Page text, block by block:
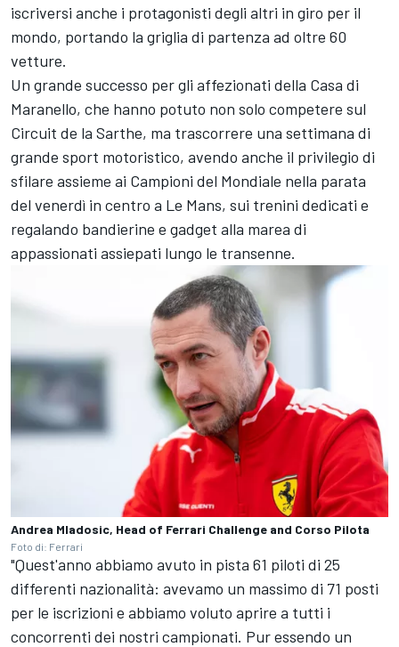
iscriversi anche i protagonisti degli altri in giro per il
mondo, portando la griglia di partenza ad oltre 60
vetture.
Un grande successo per gli affezionati della Casa di
Maranello, che hanno potuto non solo competere sul
Circuit de la Sarthe, ma trascorrere una settimana di
grande sport motoristico, avendo anche il privilegio di
sfilare assieme ai Campioni del Mondiale nella parata
del venerdì in centro a Le Mans, sui trenini dedicati e
regalando bandierine e gadget alla marea di
appassionati assiepati lungo le transenne.
Andrea Mladosic, Head of Ferrari Challenge and Corso Pilota
Foto di: Ferrari
"Quest'anno abbiamo avuto in pista 61 piloti di 25
differenti nazionalità: avevamo un massimo di 71 posti
per le iscrizioni e abbiamo voluto aprire a tutti i
concorrenti dei nostri campionati. Pur essendo un